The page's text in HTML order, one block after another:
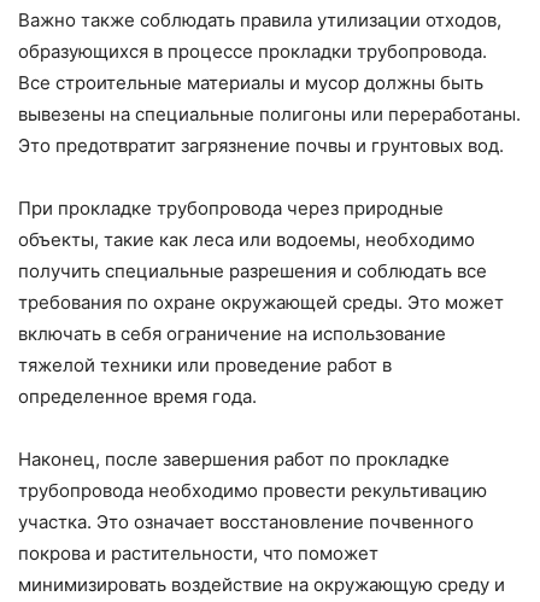
Важно также соблюдать правила утилизации отходов,
образующихся в процессе прокладки трубопровода.
Все строительные материалы и мусор должны быть
вывезены на специальные полигоны или переработаны.
Это предотвратит загрязнение почвы и грунтовых вод.
При прокладке трубопровода через природные
объекты, такие как леса или водоемы, необходимо
получить специальные разрешения и соблюдать все
требования по охране окружающей среды. Это может
включать в себя ограничение на использование
тяжелой техники или проведение работ в
определенное время года.
Наконец, после завершения работ по прокладке
трубопровода необходимо провести рекультивацию
участка. Это означает восстановление почвенного
покрова и растительности, что поможет
минимизировать воздействие на окружающую среду и